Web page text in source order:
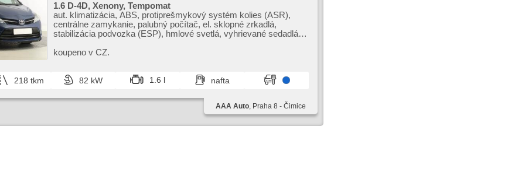
1.6 D-4D, Xenony, Tempomat
aut. klimatizácia, ABS, protiprešmykový systém kolies (ASR),
centrálne zamykanie, palubný počítač, el. sklopné zrkadlá,
stabilizácia podvozka (ESP), hmlové svetlá, vyhrievané sedadlá,
tlaku v pneumatikách, stráženie jazdného pruhu, posilňovač
koupeno v CZ.
218 tkm 82 kW 1.6 l nafta
AAA Auto, Praha 8 - Čimice